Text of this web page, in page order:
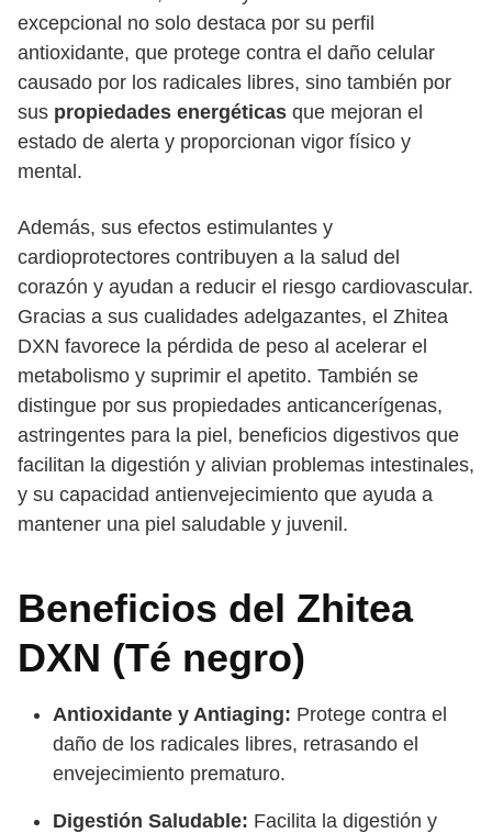
excepcional no solo destaca por su perfil
antioxidante, que protege contra el daño celular
causado por los radicales libres, sino también por
sus propiedades energéticas que mejoran el
estado de alerta y proporcionan vigor físico y
mental.
Además, sus efectos estimulantes y
cardioprotectores contribuyen a la salud del
corazón y ayudan a reducir el riesgo cardiovascular.
Gracias a sus cualidades adelgazantes, el Zhitea
DXN favorece la pérdida de peso al acelerar el
metabolismo y suprimir el apetito. También se
distingue por sus propiedades anticancerígenas,
astringentes para la piel, beneficios digestivos que
facilitan la digestión y alivian problemas intestinales,
y su capacidad antienvejecimiento que ayuda a
mantener una piel saludable y juvenil.
Beneficios del Zhitea
DXN (Té negro)
Antioxidante y Antiaging: Protege contra el
daño de los radicales libres, retrasando el
envejecimiento prematuro.
Digestión Saludable: Facilita la digestión y